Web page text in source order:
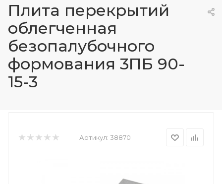
Плита перекрытий
облегченная
безопалубочного
формования 3ПБ 90-
15-3
Артикул: 38870